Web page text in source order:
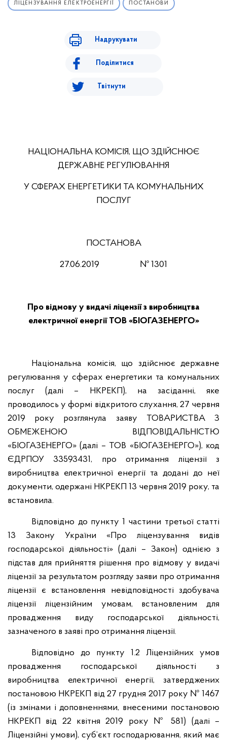
ЛІЦЕНЗУВАННЯ ЕЛЕКТРОЕНЕРГІЇ ПОСТАНОВИ
Надрукувати
Поділитися
Твітнути
НАЦІОНАЛЬНА КОМІСІЯ, ЩО ЗДІЙСНЮЄ
ДЕРЖАВНЕ РЕГУЛЮВАННЯ
У СФЕРАХ ЕНЕРГЕТИКИ ТА КОМУНАЛЬНИХ
ПОСЛУГ
ПОСТАНОВА
27.06.2019 № 1301
Про відмову у видачі ліцензії з виробництва
електричної енергії ТОВ «БІОГАЗЕНЕРГО»
Національна комісія, що здійснює державне
регулювання у сферах енергетики та комунальних
послуг (далі – НКРЕКП), на засіданні, яке
проводилось у формі відкритого слухання, 27 червня
2019 року розглянула заяву ТОВАРИСТВА З
ОБМЕЖЕНОЮ ВІДПОВІДАЛЬНІСТЮ
«БІОГАЗЕНЕРГО» (далі – ТОВ «БІОГАЗЕНЕРГО»), код
ЄДРПОУ 33593431, про отримання ліцензії з
виробництва електричної енергії та додані до неї
документи, одержані НКРЕКП 13 червня 2019 року, та
встановила.
Відповідно до пункту 1 частини третьої статті
13 Закону України «Про ліцензування видів
господарської діяльності» (далі – Закон) однією з
підстав для прийняття рішення про відмову у видачі
ліцензії за результатом розгляду заяви про отримання
ліцензії є встановлення невідповідності здобувача
ліцензії ліцензійним умовам, встановленим для
провадження виду господарської діяльності,
зазначеного в заяві про отримання ліцензії.
Відповідно до пункту 1.2 Ліцензійних умов
провадження господарської діяльності з
виробництва електричної енергії, затверджених
постановою НКРЕКП від 27 грудня 2017 року № 1467
(із змінами і доповненнями, внесеними постановою
НКРЕКП від 22 квітня 2019 року № 581) (далі –
Ліцензійні умови), суб’єкт господарювання, який має